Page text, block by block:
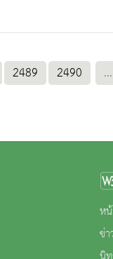
2489 2490 ...
ห
ข่